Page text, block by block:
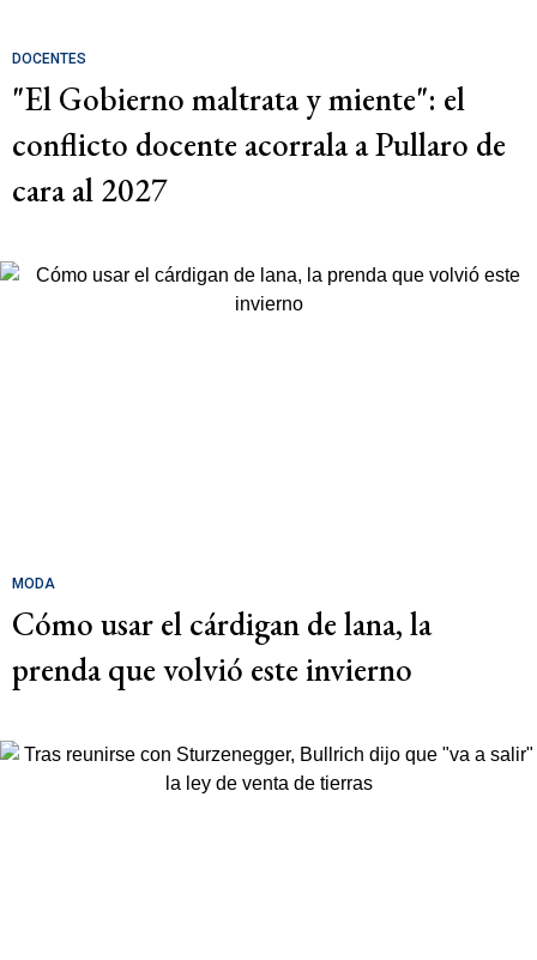
DOCENTES
"El Gobierno maltrata y miente": el
conflicto docente acorrala a Pullaro de
cara al 2027
MODA
Cómo usar el cárdigan de lana, la
prenda que volvió este invierno